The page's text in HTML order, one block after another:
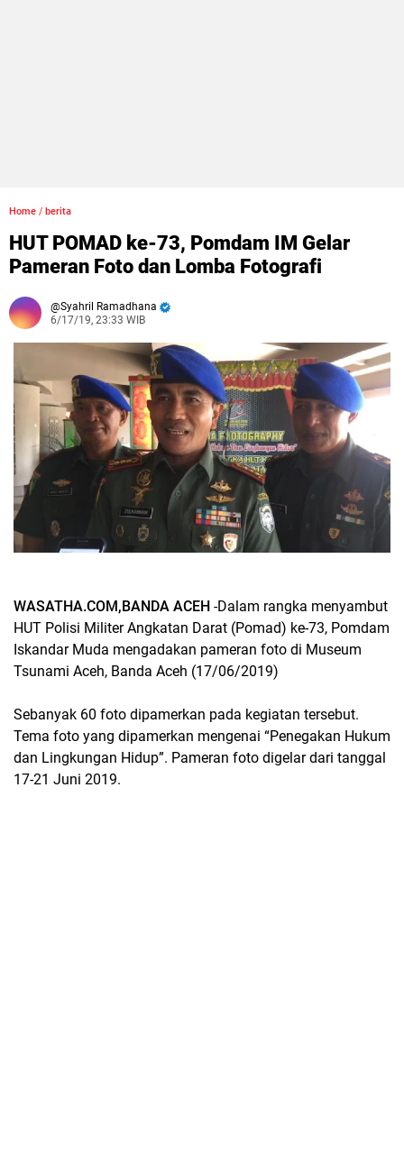
Home / berita
HUT POMAD ke-73, Pomdam IM Gelar
Pameran Foto dan Lomba Fotografi
Syahril Ramadhana
6/17/19, 23:33 WIB
WASATHA.COM,BANDA ACEH -Dalam rangka menyambut
HUT Polisi Militer Angkatan Darat (Pomad) ke-73, Pomdam
Iskandar Muda mengadakan pameran foto di Museum
Tsunami Aceh, Banda Aceh (17/06/2019)
Sebanyak 60 foto dipamerkan pada kegiatan tersebut.
Tema foto yang dipamerkan mengenai “Penegakan Hukum
dan Lingkungan Hidup”. Pameran foto digelar dari tanggal
17-21 Juni 2019.